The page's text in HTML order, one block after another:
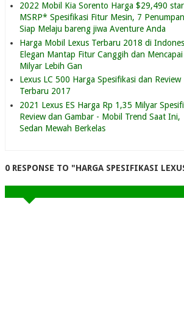
2022 Mobil Kia Sorento Harga $29,490
MSRP* Spesifikasi Fitur Mesin, 7
Siap Melaju bareng jiwa Aventure Anda
Harga Mobil Lexus Terbaru 2018 di
Elegan Mantap Fitur Canggih dan
Milyar Lebih Gan
Lexus LC 500 Harga Spesifikasi dan Review
Terbaru 2017
2021 Lexus ES Harga Rp 1,35 Milyar
Review dan Gambar - Mobil Trend Saat Ini,
Sedan Mewah Berkelas
0 RESPONSE TO "HARGA SPESIFIKASI